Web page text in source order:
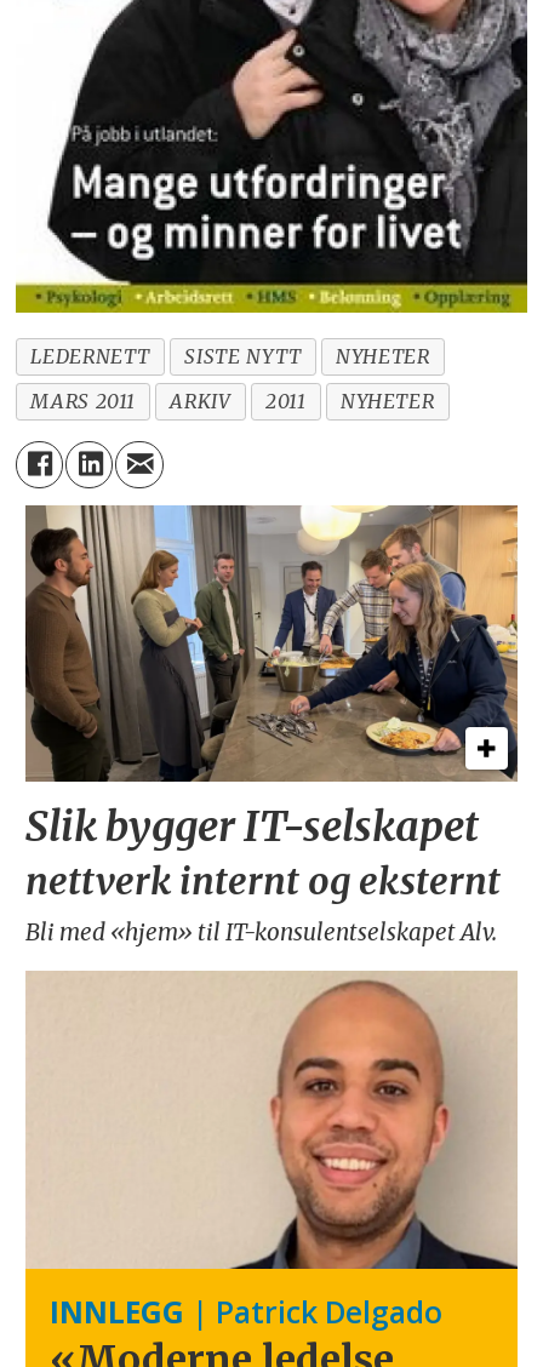
LEDERNETT SISTE NYTT
NYHETER
MARS 2011
ARKIV 2011 NYHETER
Slik bygger IT-selskapet
nettverk internt og eksternt
Bli med «hjem» til IT-konsulentselskapet Alv.
INNLEGG | Patrick Delgado